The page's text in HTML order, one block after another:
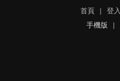
首頁 | 登入
手機版
|